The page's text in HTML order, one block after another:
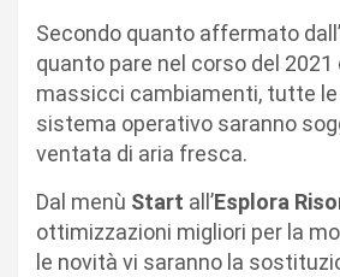
Secondo quanto affermato
quanto pare nel corso del 2021
massicci cambiamenti, tutte le
sistema operativo saranno
ventata di aria fresca.
Dal menù Start all’Esplora
ottimizzazioni migliori per la
le novità vi saranno la